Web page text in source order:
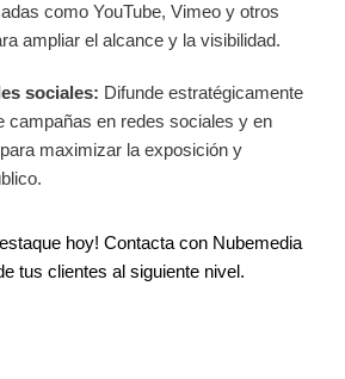
como YouTube, Vimeo y otros
ampliar el alcance y la visibilidad.
sociales: Difunde estratégicamente
campañas en redes sociales y en
maximizar la exposición y
hoy! Contacta con Nubemedia
tus clientes al siguiente nivel.